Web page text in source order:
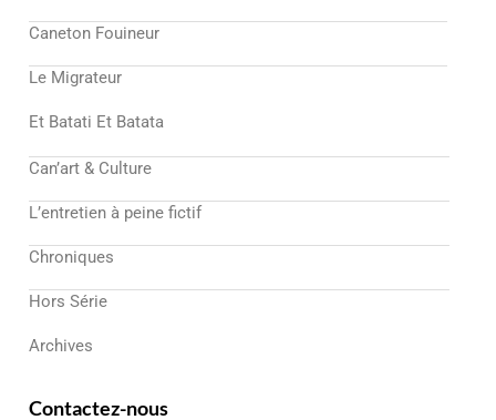
Caneton Fouineur
Le Migrateur
Et Batati Et Batata
Can’art & Culture
L’entretien à peine fictif
Chroniques
Hors Série
Archives
Contactez-nous